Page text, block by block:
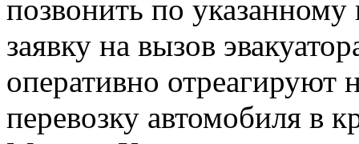
позвонить по
заявку на вызов
оперативно отреагируют
перевозку автомобиля в